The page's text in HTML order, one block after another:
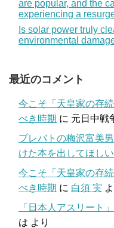
are popular, and the
experiencing a
Is solar power truly
environmental
最近のコメント
今こそ「天皇家の存
べき時期 に 元日中戦
プレバトの梅沢富美
けた本を出してほしい
今こそ「天皇家の存
べき時期 に 白須 実
「日本人アスリート
は より